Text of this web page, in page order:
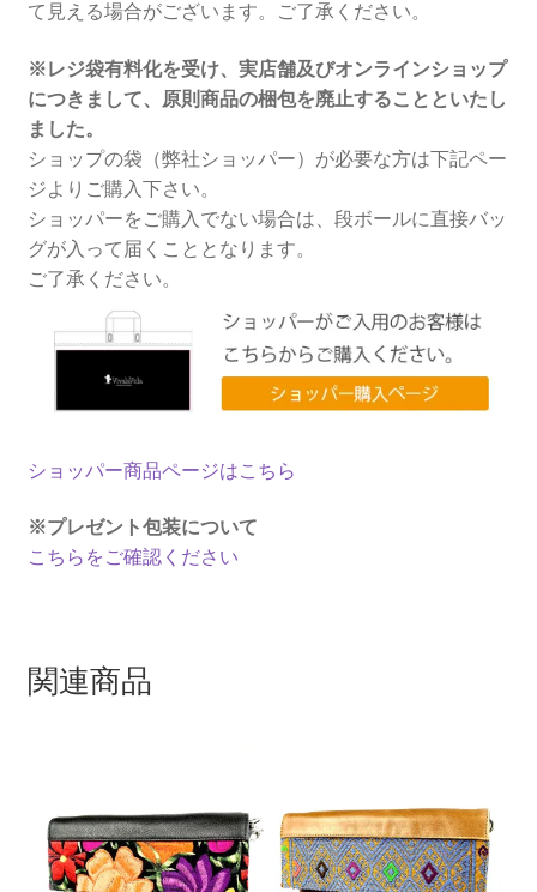
て見える場合がございます。ご了承ください。
※レジ袋有料化を受け、実店舗及びオンラインショップ
につきまして、原則商品の梱包を廃止することといたし
ました。
ショップの袋（弊社ショッパー）が必要な方は下記ペー
ジよりご購入下さい。
ショッパーをご購入でない場合は、段ボールに直接バッ
グが入って届くこととなります。
ご了承ください。
ショッパー商品ページはこちら
※プレゼント包装について
こちらをご確認ください
関連商品